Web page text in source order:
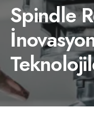
Spindle